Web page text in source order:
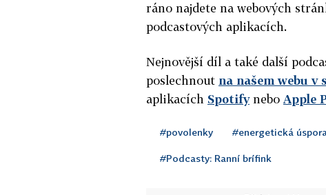
ráno najdete na webových
podcastových aplikacích.
Nejnovější díl a také další
poslechnout na našem webu v
aplikacích SpotifyneboApple
#povolenky #energetická úspora
#Podcasty: Ranní brífink